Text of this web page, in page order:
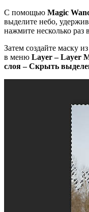
С помощью Magic
выделите небо,
нажмите несколько раз
Затем создайте маску
в меню Layer – Layer
слоя – Скрыть